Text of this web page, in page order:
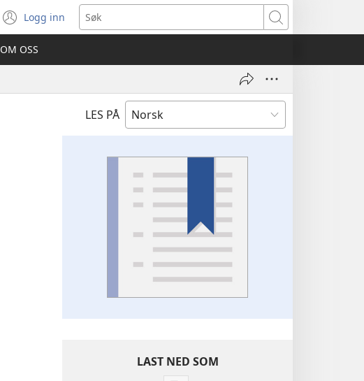
Logg inn
(åpner
nytt
vindu)
Søk
OM OSS
LES PÅ
LAST NED SOM